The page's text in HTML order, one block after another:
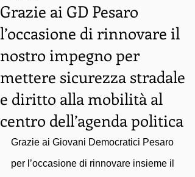
Grazie ai GD Pesaro
l’occasione di rinnovare il
nostro impegno per
mettere sicurezza stradale
e diritto alla mobilità al
centro dell’agenda politica
Grazie ai Giovani Democratici Pesaro
per l’occasione di rinnovare insieme il